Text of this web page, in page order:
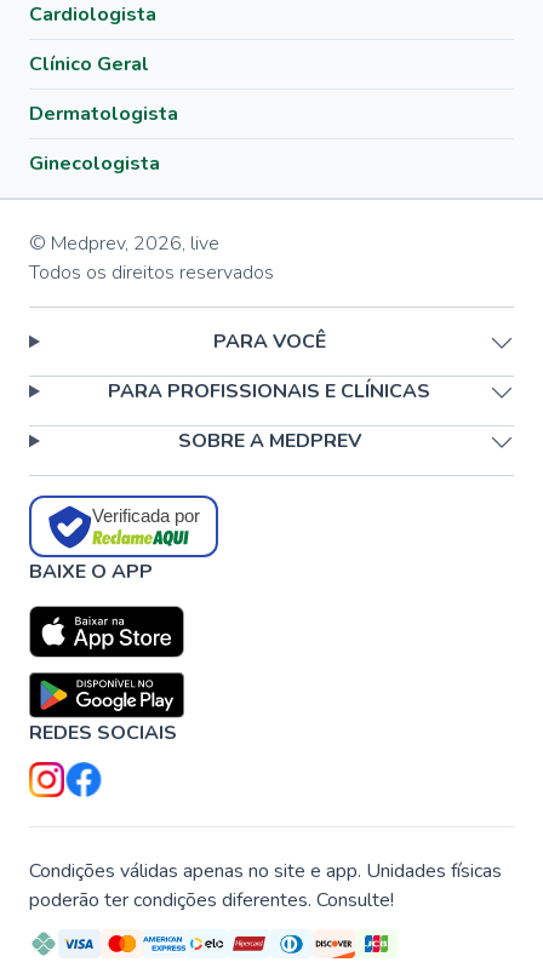
Cardiologista
Clínico Geral
Dermatologista
Ginecologista
© Medprev, 2026, live
Todos os direitos reservados
PARA VOCÊ
PARA PROFISSIONAIS E CLÍNICAS
SOBRE A MEDPREV
Verificada por
BAIXE O APP
REDES SOCIAIS
Condições válidas apenas no site e app. Unidades físicas
poderão ter condições diferentes. Consulte!